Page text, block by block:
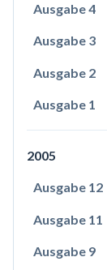
Ausgabe 4
Ausgabe 3
Ausgabe 2
Ausgabe 1
2005
Ausgabe 12
Ausgabe 11
Ausgabe 9